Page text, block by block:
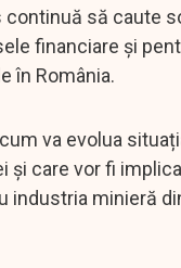
continuă să caute
financiare și
în România.
va evolua
și care vor fi
industria minieră